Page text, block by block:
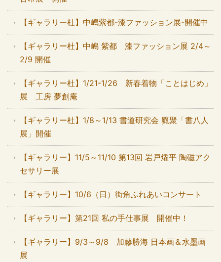
【ギャラリー杜】中嶋紫都-漆ファッション展-開催中
【ギャラリー杜】中嶋 紫都 漆ファッション展 2/4～
2/9 開催
【ギャラリー杜】1/21-1/26 新春着物「ことはじめ」
展 工房 夢創庵
【ギャラリー杜】1/8～1/13 書道研究会 麑聚「書八人
展」開催
【ギャラリー】11/5～11/10 第13回 岩戸燿平 陶磁アク
セサリー展
【ギャラリー】10/6（日）街角ふれあいコンサート
【ギャラリー】第21回 私の手仕事展 開催中！
【ギャラリー】9/3～9/8 加藤勝海 日本画＆水墨画
展